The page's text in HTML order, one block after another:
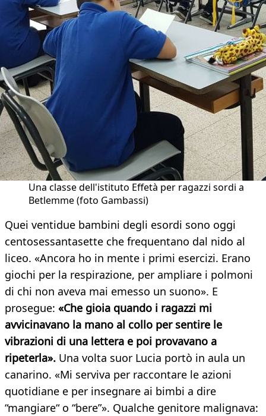
Una classe dell'istituto Effetà per ragazzi sordi a
Betlemme (foto Gambassi)
Quei ventidue bambini degli esordi sono oggi
centosessantasette che frequentano dal nido al
liceo. «Ancora ho in mente i primi esercizi. Erano
giochi per la respirazione, per ampliare i polmoni
di chi non aveva mai emesso un suono». E
prosegue: «Che gioia quando i ragazzi mi
avvicinavano la mano al collo per sentire le
vibrazioni di una lettera e poi provavano a
ripeterla». Una volta suor Lucia portò in aula un
canarino. «Mi serviva per raccontare le azioni
quotidiane e per insegnare ai bimbi a dire
“mangiare“ o “bere”». Qualche genitore malignava: